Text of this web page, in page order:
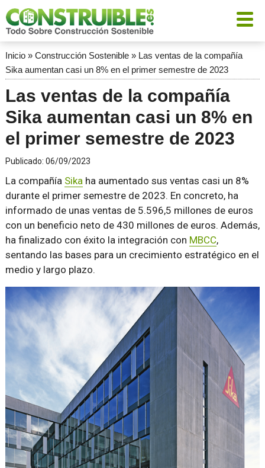
Inicio» Construcción Sostenible» Las ventas de la compañía
Sika aumentan casi un 8% en el primer semestre de 2023
Las ventas de la compañía
Sika aumentan casi un 8% en
el primer semestre de 2023
Publicado: 06/09/2023
La compañía Sikaha aumentado sus ventas casi un 8%
durante el primer semestre de 2023. En concreto, ha
informado de unas ventas de 5.596,5 millones de euros
con un beneficio neto de 430 millones de euros. Además,
ha finalizado con éxito la integración con MBCC,
sentando las bases para un crecimiento estratégico en el
medio y largo plazo.